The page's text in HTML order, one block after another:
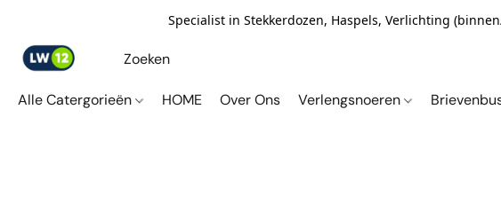
Specialist in Stekkerdozen, Haspels, Verlichting
Alle Catergorieën HOME Over Ons Verlengsnoeren